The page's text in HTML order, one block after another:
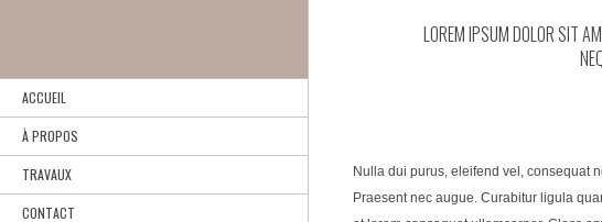
ACCUEIL
À PROPOS
TRAVAUX
CONTACT
LOREM IPSUM DOLOR SIT
Nulla dui purus, eleifend vel, consequat
Praesent nec augue. Curabitur ligula